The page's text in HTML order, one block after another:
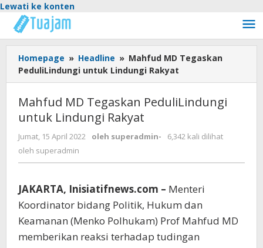
Lewati ke konten
Homepage » Headline » Mahfud MD Tegaskan
PeduliLindungi untuk Lindungi Rakyat
Mahfud MD Tegaskan PeduliLindungi
untuk Lindungi Rakyat
Jumat, 15 April 2022 oleh superadmin-
6,342 kali dilihat
oleh superadmin
JAKARTA, Inisiatifnews.com – Menteri
Koordinator bidang Politik, Hukum dan
Keamanan (Menko Polhukam) Prof Mahfud MD
memberikan reaksi terhadap tudingan